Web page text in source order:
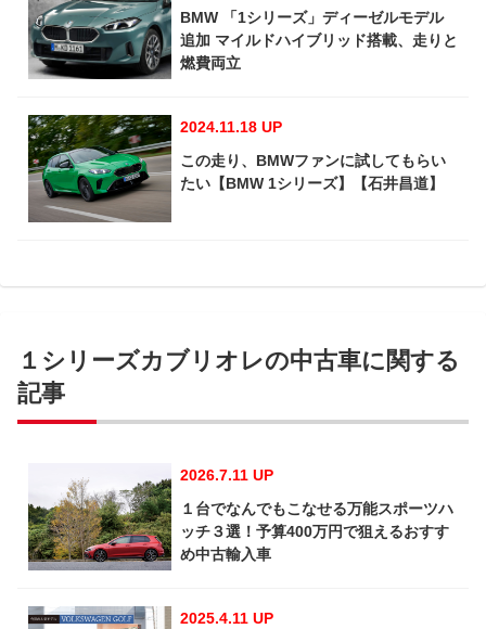
BMW 「1シリーズ」ディーゼルモデル
追加 マイルドハイブリッド搭載、走りと
燃費両立
2024.11.18 UP
この走り、BMWファンに試してもらい
たい【BMW 1シリーズ】【石井昌道】
１シリーズカブリオレの中古車に関する
記事
2026.7.11 UP
１台でなんでもこなせる万能スポーツハ
ッチ３選！予算400万円で狙えるおすす
め中古輸入車
2025.4.11 UP